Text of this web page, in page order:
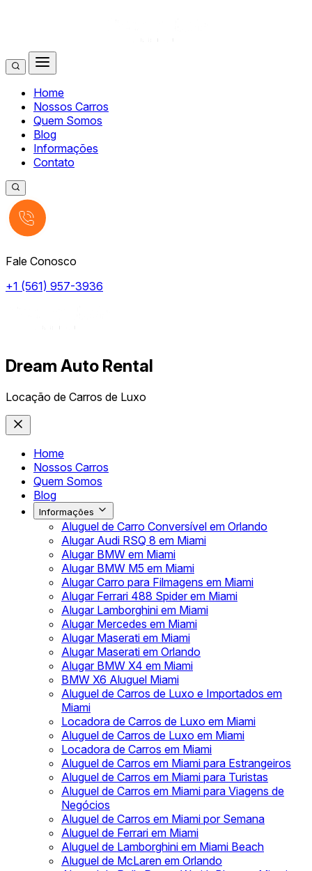
Home
Nossos Carros
Quem Somos
Blog
Informações
Contato
Fale Conosco
+1 (561) 957-3936
Dream Auto Rental
Locação de Carros de Luxo
Home
Nossos Carros
Quem Somos
Blog
Informações
Aluguel de Carro Conversível em Orlando
Alugar Audi RSQ 8 em Miami
Alugar BMW em Miami
Alugar BMW M5 em Miami
Alugar Carro para Filmagens em Miami
Alugar Ferrari 488 Spider em Miami
Alugar Lamborghini em Miami
Alugar Mercedes em Miami
Alugar Maserati em Miami
Alugar Maserati em Orlando
Alugar BMW X4 em Miami
BMW X6 Aluguel Miami
Aluguel de Carros de Luxo e Importados em
Miami
Locadora de Carros de Luxo em Miami
Aluguel de Carros de Luxo em Miami
Locadora de Carros em Miami
Aluguel de Carros em Miami para Estrangeiros
Aluguel de Carros em Miami para Turistas
Aluguel de Carros em Miami para Viagens de
Negócios
Aluguel de Carros em Miami por Semana
Aluguel de Ferrari em Miami
Aluguel de Lamborghini em Miami Beach
Aluguel de McLaren em Orlando